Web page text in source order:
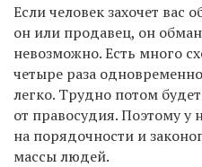
Если человек захочет вас
он или продавец, он
невозможно. Есть много
четыре раза
легко. Трудно потом
от правосудия. Поэтому у
на порядочности и
массы людей.